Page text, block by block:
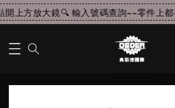
上方放大鏡🔍 輸入號碼查詢~~零件上都